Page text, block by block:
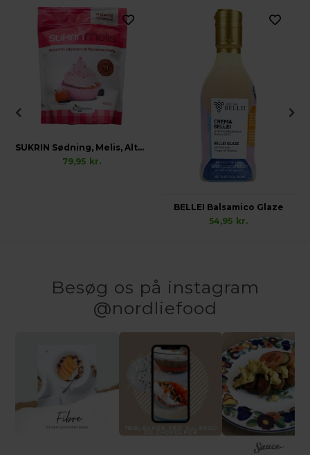
SUKRIN Sødning, Melis, Alternativ til Flormelis
79,95 kr.
BELLEI Balsamico Glaze
54,95 kr.
Besøg os på instagram
@nordliefood